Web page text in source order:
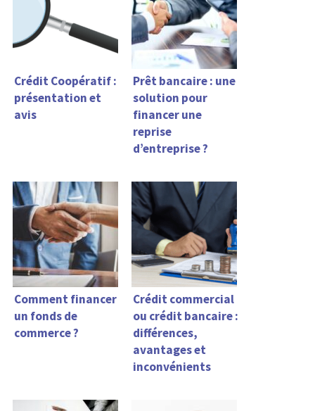
Crédit Coopératif :
présentation et
avis
Prêt bancaire : une
solution pour
financer une
reprise
d’entreprise ?
Comment financer
un fonds de
commerce ?
Crédit commercial
ou crédit bancaire :
différences,
avantages et
inconvénients